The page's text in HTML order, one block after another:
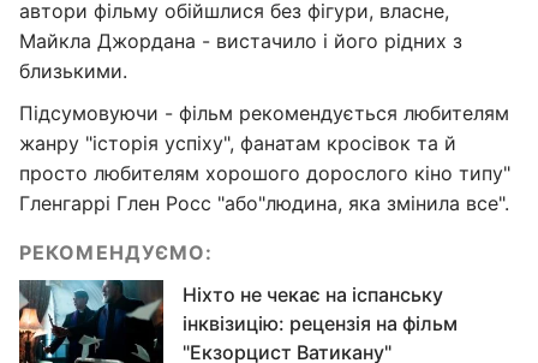
автори фільму обійшлися без фігури, власне,
Майкла Джордана - вистачило і його рідних з
близькими.
Підсумовуючи - фільм рекомендується любителям
жанру "історія успіху", фанатам кросівок та й
просто любителям хорошого дорослого кіно типу"
Гленгаррі Глен Росс "або"людина, яка змінила все".
РЕКОМЕНДУЄМО:
Ніхто не чекає на іспанську
інквізицію: рецензія на фільм
"Екзорцист Ватикану"